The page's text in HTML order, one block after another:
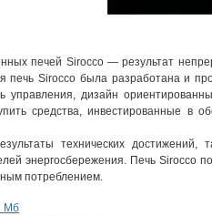
печей Sirocco — результат
печь Sirocco была разработана и
управления, дизайн
средства, инвестированные в
технических достижений,
энергосбережения. Печь Sirocco
потреблением.
Мб